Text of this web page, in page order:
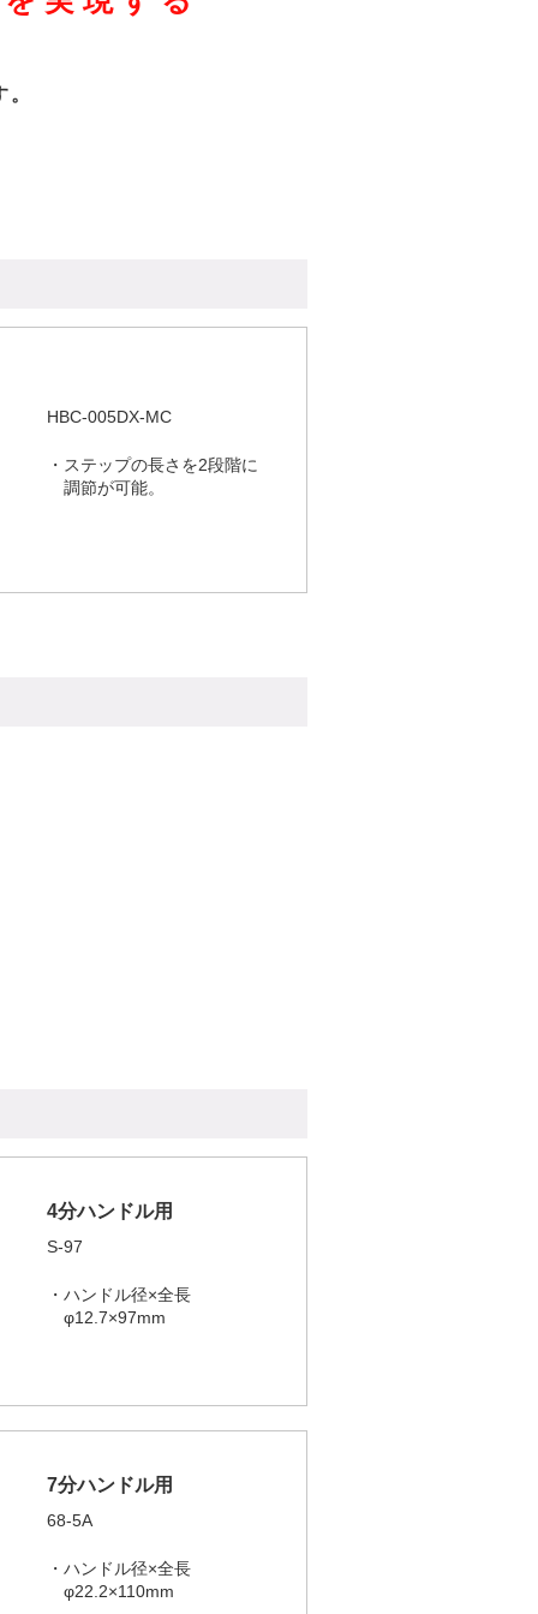
HBC-005DX-MC
・ステップの長さを2段階に
調節が可能。
4分ハンドル用
S-97
・ハンドル径×全長
φ12.7×97mm
7分ハンドル用
68-5A
・ハンドル径×全長
φ22.2×110mm